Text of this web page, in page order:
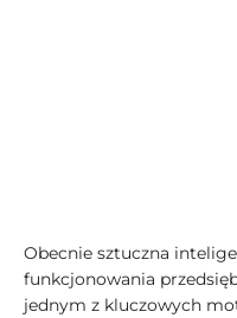
Obecnie sztuczna
funkcjonowania
jednym z kluczowych